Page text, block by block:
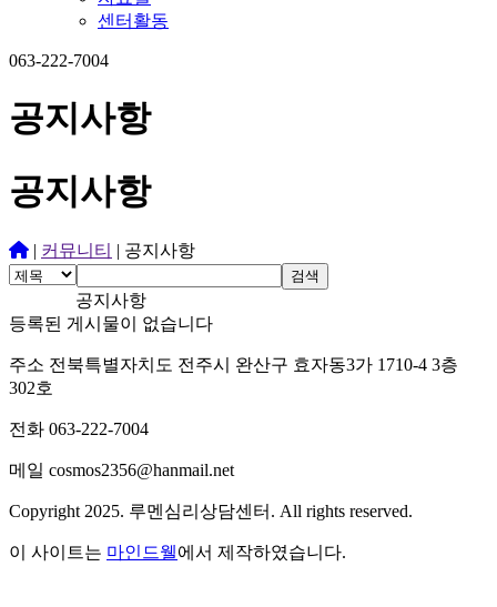
센터활동
063-222-7004
공지사항
공지사항
| 커뮤니티 | 공지사항
검색
공지사항
등록된 게시물이 없습니다
주소 전북특별자치도 전주시 완산구 효자동3가 1710-4 3층
302호
전화 063-222-7004
메일 cosmos2356@hanmail.net
Copyright 2025. 루멘심리상담센터. All rights reserved.
이 사이트는 마인드웰에서 제작하였습니다.